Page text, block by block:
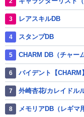
レアスキルDB
スタンプDB
CHARM DB（チャー
バイデント【CHARM】
外崎杏花/カレイドル
メモリアDB（レギマ